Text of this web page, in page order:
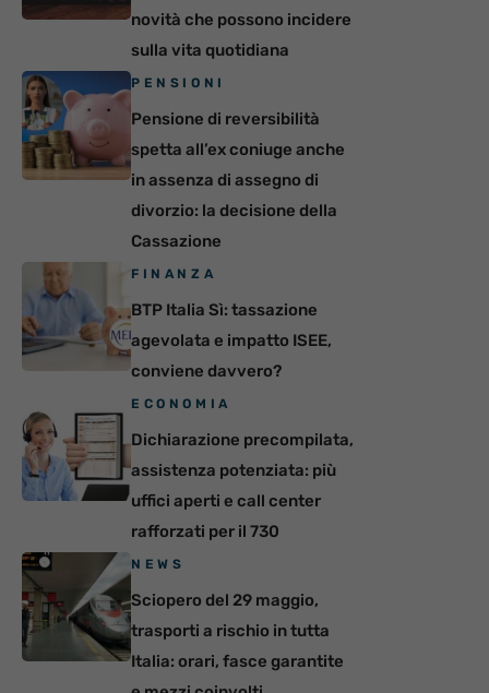
novità che possono incidere
sulla vita quotidiana
PENSIONI
Pensione di reversibilità
spetta all’ex coniuge anche
in assenza di assegno di
divorzio: la decisione della
Cassazione
FINANZA
BTP Italia Sì: tassazione
agevolata e impatto ISEE,
conviene davvero?
ECONOMIA
Dichiarazione precompilata,
assistenza potenziata: più
uffici aperti e call center
rafforzati per il 730
NEWS
Sciopero del 29 maggio,
trasporti a rischio in tutta
Italia: orari, fasce garantite